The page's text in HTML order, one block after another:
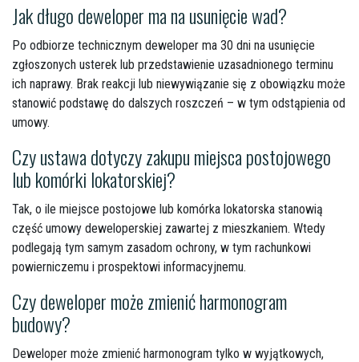
Jak długo deweloper ma na usunięcie wad?
Po odbiorze technicznym deweloper ma 30 dni na usunięcie
zgłoszonych usterek lub przedstawienie uzasadnionego terminu
ich naprawy. Brak reakcji lub niewywiązanie się z obowiązku może
stanowić podstawę do dalszych roszczeń – w tym odstąpienia od
umowy.
Czy ustawa dotyczy zakupu miejsca postojowego
lub komórki lokatorskiej?
Tak, o ile miejsce postojowe lub komórka lokatorska stanowią
część umowy deweloperskiej zawartej z mieszkaniem. Wtedy
podlegają tym samym zasadom ochrony, w tym rachunkowi
powierniczemu i prospektowi informacyjnemu.
Czy deweloper może zmienić harmonogram
budowy?
Deweloper może zmienić harmonogram tylko w wyjątkowych,